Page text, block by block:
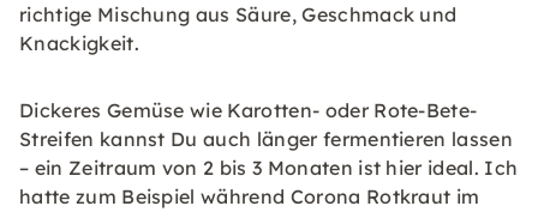
richtige Mischung aus Säure, Geschmack und
Knackigkeit.
Dickeres Gemüse wie Karotten- oder Rote-Bete-
Streifen kannst Du auch länger fermentieren lassen
– ein Zeitraum von 2 bis 3 Monaten ist hier ideal. Ich
hatte zum Beispiel während Corona Rotkraut im